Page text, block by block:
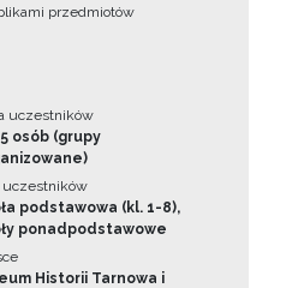
przedmiotów
uczestników
osób (grupy
podstawowa (kl. 1-8),
ponadpodstawowe
Historii Tarnowa i